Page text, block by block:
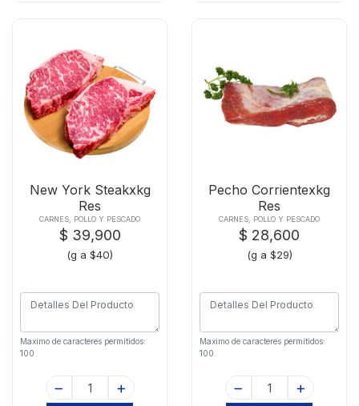
New York Steakxkg
Res
CARNES, POLLO Y PESCADO
$ 39,900
(g a $40)
Maximo de caracteres permitidos:
100
Pecho Corrientexkg
Res
CARNES, POLLO Y PESCADO
$ 28,600
(g a $29)
Maximo de caracteres permitidos:
100